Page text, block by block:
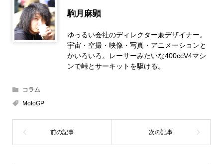
駒月麻顕
ゆっるい会社のディレクター兼デザイナー。
宇宙・空撮・映像・写真・アニメーションと
かいろいろ。レーサーみたいな400ccV4マシ
ンで峠とサーキットを駆ける。
コラム
MotoGP